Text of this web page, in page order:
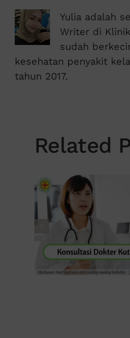
Yulia adalah
Writer di
sudah
kesehatan penyakit
tahun 2017.
Related